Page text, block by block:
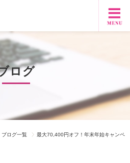
ログ
ブログ一覧
最大70,400円オフ！年末年始キャンペ